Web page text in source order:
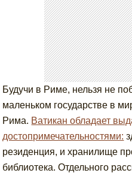
Будучи в Риме, нельзя не
маленьком государстве в
Рима. Ватикан обладает
достопримечательностями:
резиденция, и хранилище
библиотека. Отдельного